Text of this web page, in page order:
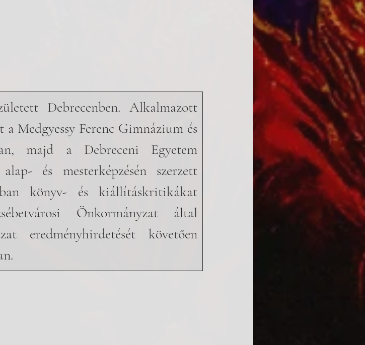
Debrecenben. Alkalmazott
a Medgyessy Ferenc Gimnázium és
majd a Debreceni Egyetem
és mesterképzésén szerzett
könyv- és kiállításkritikákat
Önkormányzat által
eredményhirdetését követően